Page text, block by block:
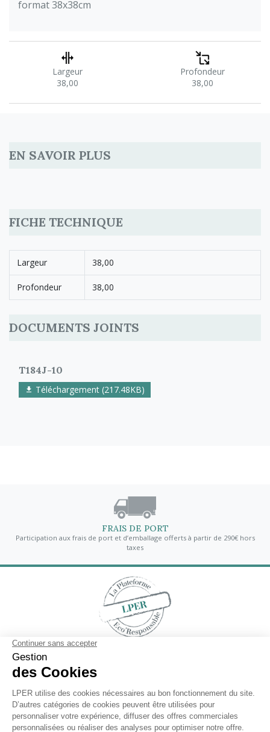
format 38x38cm
Largeur
38,00
Profondeur
38,00
EN SAVOIR PLUS
FICHE TECHNIQUE
Largeur 38,00
Profondeur 38,00
DOCUMENTS JOINTS
T184J-10
Téléchargement (217.48KB)
FRAIS DE PORT
Participation aux frais de port et d’emballage offerts à partir de 290€ hors
taxes
Contactez-nous
En savoir plus
Lettre d'informations